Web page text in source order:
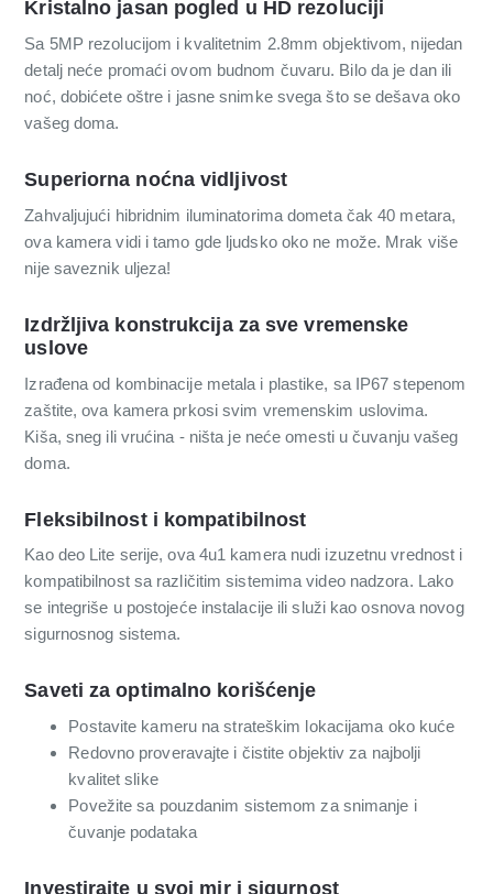
Kristalno jasan pogled u HD rezoluciji
Sa 5MP rezolucijom i kvalitetnim 2.8mm objektivom, nijedan
detalj neće promaći ovom budnom čuvaru. Bilo da je dan ili
noć, dobićete oštre i jasne snimke svega što se dešava oko
vašeg doma.
Superiorna noćna vidljivost
Zahvaljujući hibridnim iluminatorima dometa čak 40 metara,
ova kamera vidi i tamo gde ljudsko oko ne može. Mrak više
nije saveznik uljeza!
Izdržljiva konstrukcija za sve vremenske
uslove
Izrađena od kombinacije metala i plastike, sa IP67 stepenom
zaštite, ova kamera prkosi svim vremenskim uslovima.
Kiša, sneg ili vrućina - ništa je neće omesti u čuvanju vašeg
doma.
Fleksibilnost i kompatibilnost
Kao deo Lite serije, ova 4u1 kamera nudi izuzetnu vrednost i
kompatibilnost sa različitim sistemima video nadzora. Lako
se integriše u postojeće instalacije ili služi kao osnova novog
sigurnosnog sistema.
Saveti za optimalno korišćenje
Postavite kameru na strateškim lokacijama oko kuće
Redovno proveravajte i čistite objektiv za najbolji
kvalitet slike
Povežite sa pouzdanim sistemom za snimanje i
čuvanje podataka
Investirajte u svoj mir i sigurnost